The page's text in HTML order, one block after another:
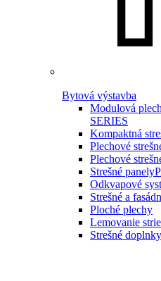
Bytová výstavba
Modulová
SERIES
Kompaktná
Plechové
Plechové
Strešné panely
Odkvapové
Strešné a
Ploché plechy
Lemovanie
Strešné doplnky